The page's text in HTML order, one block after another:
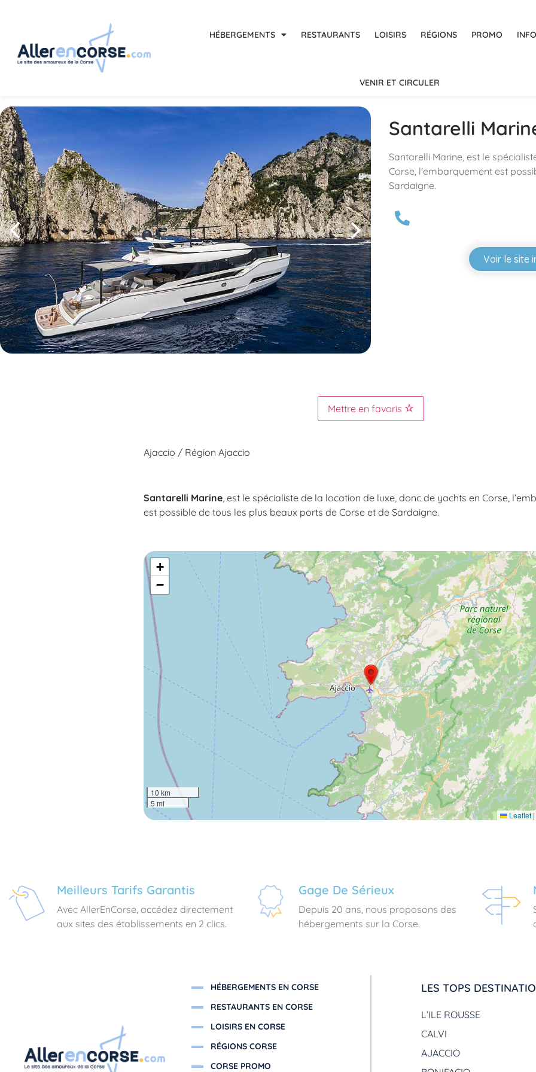
HÉBERGEMENTS RESTAURANTS LOISIRS RÉGIONS PROMO
VENIR ET CIRCULER
Santarelli
Santarelli Marine, est le
Corse, l'embarquement est
Sardaigne.
Voir le site
Mettre en favoris
Ajaccio / Région Ajaccio
Santarelli Marine, est le spécialiste de la location de luxe, donc de yachts en Corse,
est possible de tous les plus beaux ports de Corse et de Sardaigne.
+
−
10 km
5 mi
Leaflet |
Meilleurs Tarifs Garantis
Avec AllerEnCorse, accédez directement
aux sites des établissements en 2 clics.
Gage De Sérieux
Depuis 20 ans, nous proposons des
hébergements sur la Corse.
HÉBERGEMENTS EN CORSE
RESTAURANTS EN CORSE
LOISIRS EN CORSE
RÉGIONS CORSE
CORSE PROMO
LES TOPS
L’ILE ROUSSE
CALVI
AJACCIO